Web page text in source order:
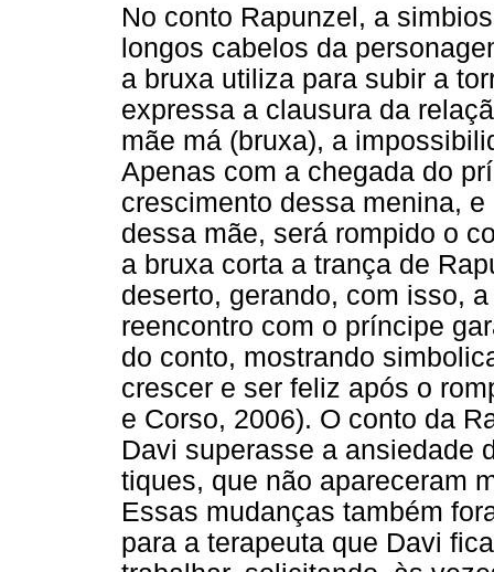
No conto Rapunzel, a
longos cabelos da
a bruxa utiliza para subir a
expressa a clausura da
mãe má (bruxa), a
Apenas com a chegada do
crescimento dessa menina,
dessa mãe, será rompido o
a bruxa corta a trança de
deserto, gerando, com isso,
reencontro com o príncipe
do conto, mostrando
crescer e ser feliz após o
e Corso, 2006). O conto da
Davi superasse a ansiedade
tiques, que não apareceram
Essas mudanças também
para a terapeuta que Davi